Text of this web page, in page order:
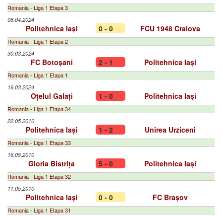
Romania - Liga 1 Etapa 3
08.04.2024
Politehnica Iași 0 - 0 FCU 1948 Craiova
Romania - Liga 1 Etapa 2
30.03.2024
FC Botoșani 2 - 1 Politehnica Iași
Romania - Liga 1 Etapa 1
16.03.2024
Oțelul Galați 1 - 0 Politehnica Iași
Romania - Liga 1 Etapa 34
22.05.2010
Politehnica Iași 1 - 2 Unirea Urziceni
Romania - Liga 1 Etapa 33
16.05.2010
Gloria Bistrița 5 - 0 Politehnica Iași
Romania - Liga 1 Etapa 32
11.05.2010
Politehnica Iași 0 - 0 FC Brașov
Romania - Liga 1 Etapa 31